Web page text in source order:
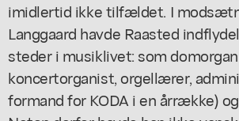
imidlertid ikke tilfældet. I
Langgaard havde Raasted
steder i musiklivet: som
koncertorganist, orgellærer,
formand for KODA i en årrække)